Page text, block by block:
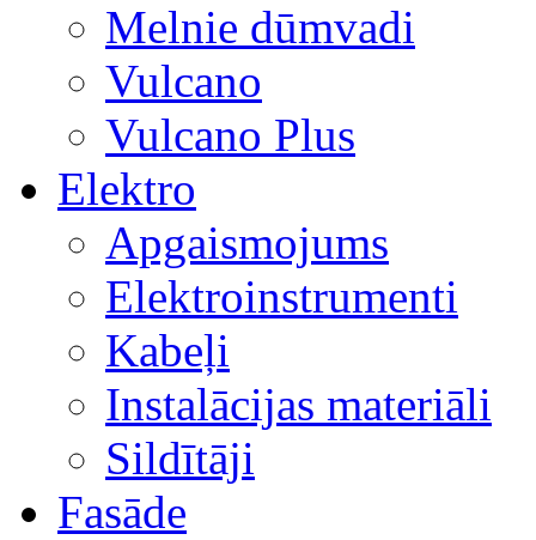
Melnie dūmvadi
Vulcano
Vulcano Plus
Elektro
Apgaismojums
Elektroinstrumenti
Kabeļi
Instalācijas materiāli
Sildītāji
Fasāde